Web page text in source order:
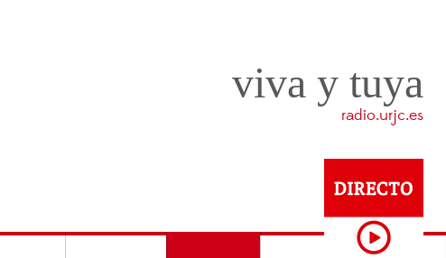
viva y tuya
radio.urjc.es